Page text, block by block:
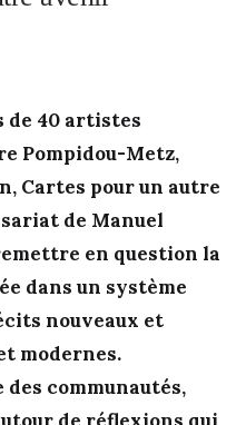
de 40 artistes
Pompidou-Metz,
Cartes pour un autre
de Manuel
en question la
dans un système
nouveaux et
modernes.
communautés,